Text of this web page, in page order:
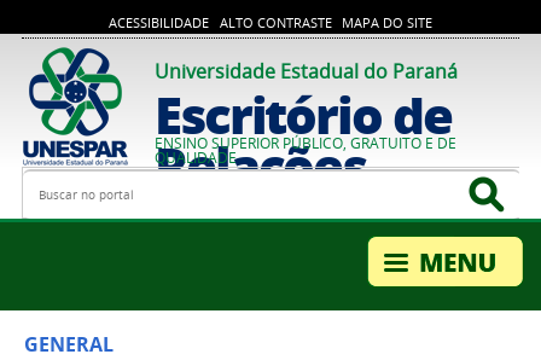
ACESSIBILIDADE ALTO CONTRASTE MAPA DO SITE
Universidade Estadual do Paraná
Escritório de
Relações
Internacionais
ENSINO SUPERIOR PÚBLICO, GRATUITO E DE
QUALIDADE
Busca
GENERAL